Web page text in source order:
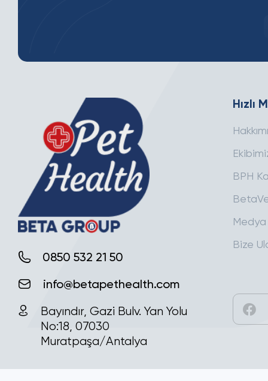
0850 532 21 50
info@betapethealth.com
Bayındır, Gazi Bulv. Yan Yolu
No:18, 07030
Muratpaşa/Antalya
Hızlı
BPH
Medya
Bize